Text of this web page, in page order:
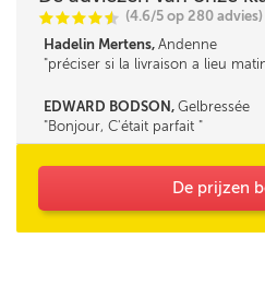
CCCCi
@ (4.6/5 op 280 advies)
Hadelin Mertens, Andenne
préciser si la livraison a lieu
EDWARD BODSON, Gelbressée
Bonjour, C'était parfait
De prijzen